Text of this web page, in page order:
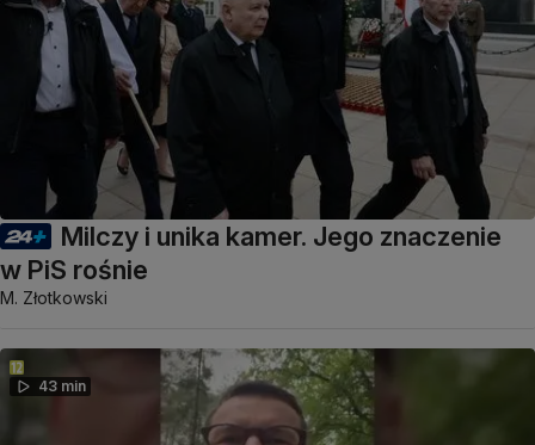
Milczy i unika kamer. Jego znaczenie
w PiS rośnie
M. Złotkowski
43 min